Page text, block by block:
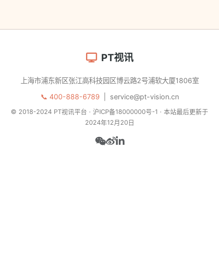
PT视讯
上海市浦东新区张江高科技园区博云路2号浦软大厦1806室
📞 400-888-6789
service@pt-vision.cn
© 2018-2024 PT视讯平台 · 沪ICP备18000000号-1 · 本站最后更新于
2024年12月20日